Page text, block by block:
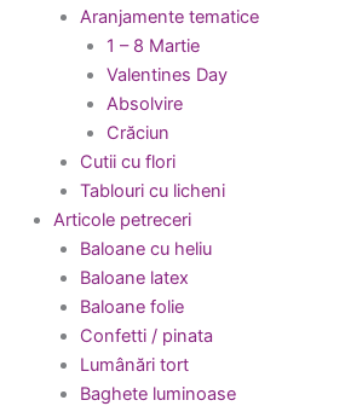
Aranjamente tematice
1 – 8 Martie
Valentines Day
Absolvire
Crăciun
Cutii cu flori
Tablouri cu licheni
Articole petreceri
Baloane cu heliu
Baloane latex
Baloane folie
Confetti / pinata
Lumânări tort
Baghete luminoase